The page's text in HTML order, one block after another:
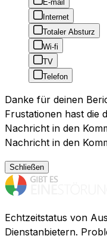
E-mail
Internet
Totaler Absturz
Wi-fi
TV
Telefon
Danke für deinen
Frustationen hast die
Nachricht in den
Nachricht in den
Schließen
Echtzeitstatus von
Dienstanbietern.